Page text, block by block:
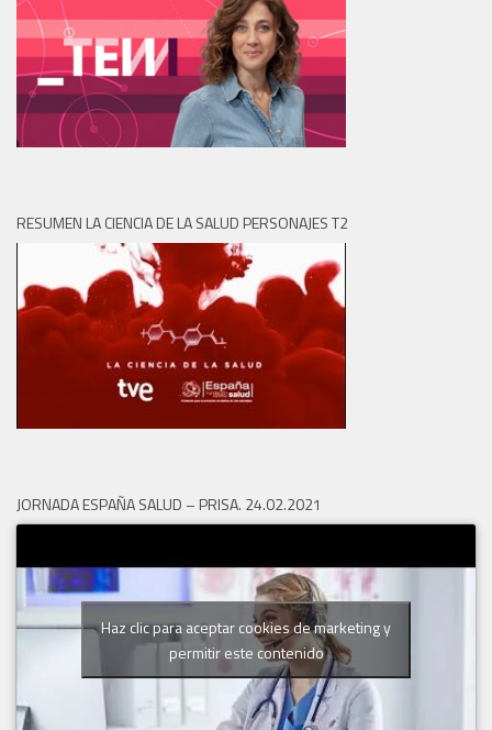
RESUMEN LA CIENCIA DE LA SALUD PERSONAJES T2
JORNADA ESPAÑA SALUD – PRISA. 24.02.2021
Haz clic para aceptar cookies de marketing y
permitir este contenido